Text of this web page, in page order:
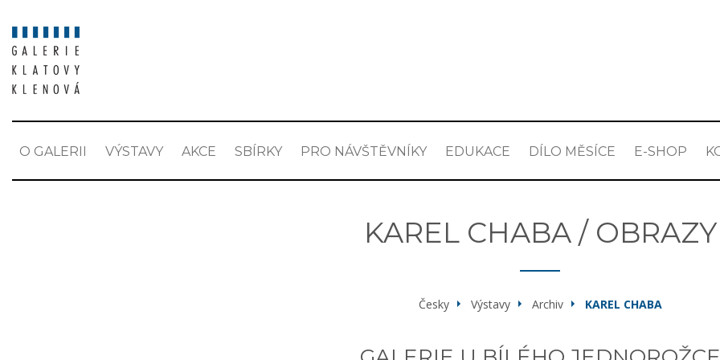
O GALERII VÝSTAVY AKCE SBÍRKY PRO NÁVŠTĚVNÍKY EDUKACE DÍLO MĚSÍCE E-SHOP
KAREL CHABA / OBRAZY
Česky Výstavy Archiv KAREL CHABA